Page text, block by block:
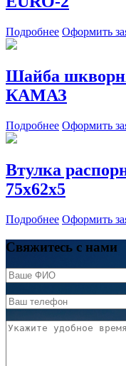
Подробнее Оформить
Шайба
КАМАЗ
Подробнее Оформить
Втулка
75х62х5
Подробнее Оформить
Свяжитесь с нами